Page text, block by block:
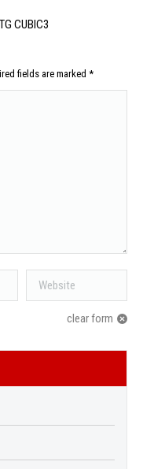
CUBIC3
fields are marked *
Website
clear form